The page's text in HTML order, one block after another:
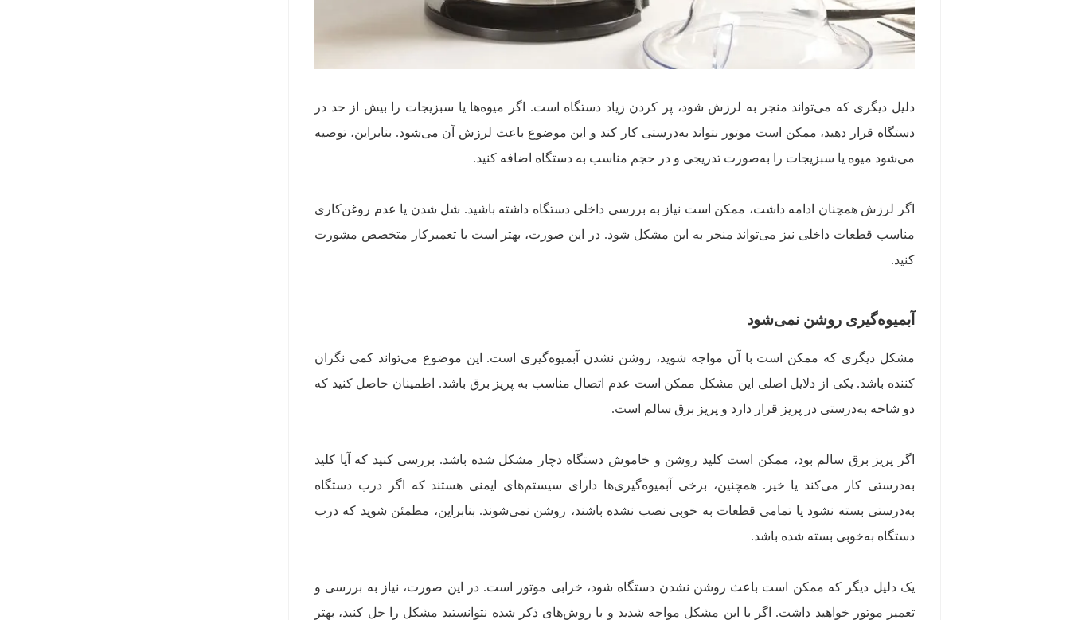
دلیل دیگری که می‌تواند منجر به لرزش شود، پر کردن زیاد دستگاه است. اگر میوه‌ها یا سبزیجات را بیش از حد در
دستگاه قرار دهید، ممکن است موتور نتواند به‌درستی کار کند و این موضوع باعث لرزش آن می‌شود. بنابراین، توصیه
می‌شود میوه یا سبزیجات را به‌صورت تدریجی و در حجم مناسب به دستگاه اضافه کنید.
اگر لرزش همچنان ادامه داشت، ممکن است نیاز به بررسی داخلی دستگاه داشته باشید. شل شدن یا عدم روغن‌کاری
مناسب قطعات داخلی نیز می‌تواند منجر به این مشکل شود. در این صورت، بهتر است با تعمیرکار متخصص مشورت
کنید.
آبمیوه‌گیری روشن نمی‌شود
مشکل دیگری که ممکن است با آن مواجه شوید، روشن نشدن آبمیوه‌گیری است. این موضوع می‌تواند کمی نگران
کننده باشد. یکی از دلایل اصلی این مشکل ممکن است عدم اتصال مناسب به پریز برق باشد. اطمینان حاصل کنید که
دو شاخه به‌درستی در پریز قرار دارد و پریز برق سالم است.
اگر پریز برق سالم بود، ممکن است کلید روشن و خاموش دستگاه دچار مشکل شده باشد. بررسی کنید که آیا کلید
به‌درستی کار می‌کند یا خیر. همچنین، برخی آبمیوه‌گیری‌ها دارای سیستم‌های ایمنی هستند که اگر درب دستگاه
به‌درستی بسته نشود یا تمامی قطعات به خوبی نصب نشده باشند، روشن نمی‌شوند. بنابراین، مطمئن شوید که درب
دستگاه به‌خوبی بسته شده باشد.
یک دلیل دیگر که ممکن است باعث روشن نشدن دستگاه شود، خرابی موتور است. در این صورت، نیاز به بررسی و
تعمیر موتور خواهید داشت. اگر با این مشکل مواجه شدید و با روش‌های ذکر شده نتوانستید مشکل را حل کنید، بهتر